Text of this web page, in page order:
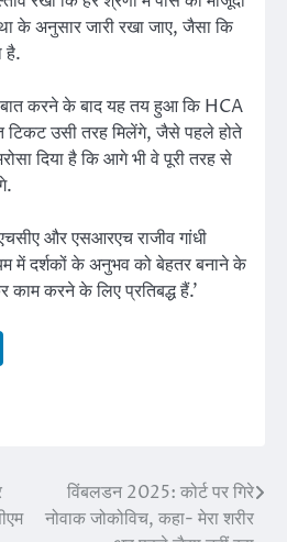
के अनुसार जारी रखा जाए, जैसा कि
है.
करने के बाद यह तय हुआ कि HCA
उसी तरह मिलेंगे, जैसे पहले होते
दिया है कि आगे भी वे पूरी तरह से
और एसआरएच राजीव गांधी
में दर्शकों के अनुभव को बेहतर बनाने के
काम करने के लिए प्रतिबद्ध हैं.’
विंबलडन 2025: कोर्ट पर गिरे
नोवाक जोकोविच, कहा- मेरा शरीर